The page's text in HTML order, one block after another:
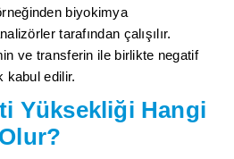
biyokimya
tarafından çalışılır.
ve transferin ile birlikte negatif
kabul edilir.
Yüksekliği Hangi